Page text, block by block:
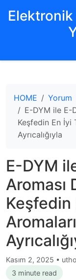
Elektronik
HOME
Yorum
E-DYM ile E-
Keşfedin En İyi
Ayrıcalığıyla
E-DYM
Aroması
Keşfedin
Kasım 2, 2025 •
3 minute read